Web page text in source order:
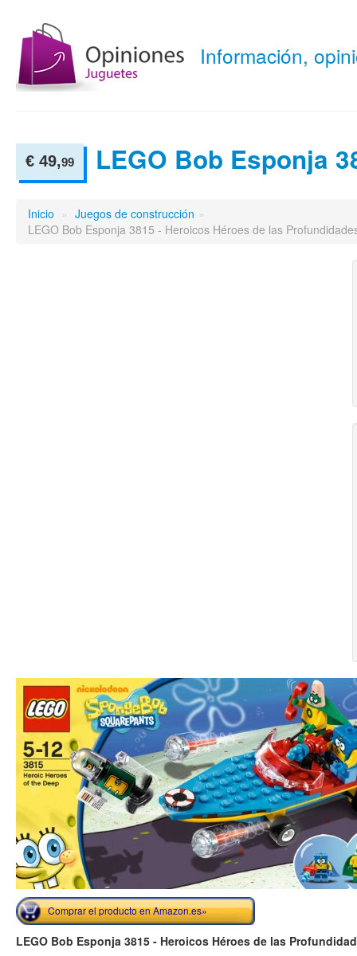
Información,
€ 49,99 LEGO Bob Esponja
Inicio » Juegos de construcción »
LEGO Bob Esponja 3815 - Heroicos Héroes de las
Comprar el producto en Amazon.es»
LEGO Bob Esponja 3815 - Heroicos Héroes de las